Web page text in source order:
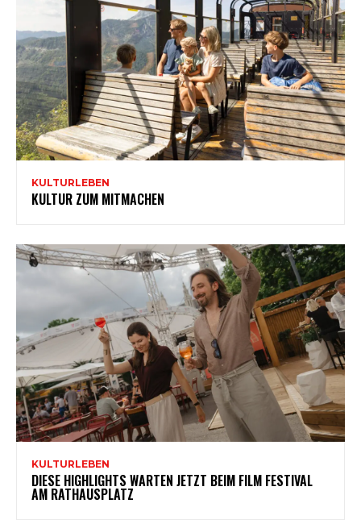
KULTURLEBEN
KULTUR ZUM MITMACHEN
KULTURLEBEN
DIESE HIGHLIGHTS WARTEN JETZT BEIM FILM FESTIVAL
AM RATHAUSPLATZ